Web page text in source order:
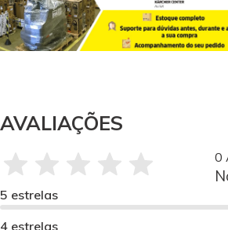
AVALIAÇÕES
0
5 estrelas
4 estrelas